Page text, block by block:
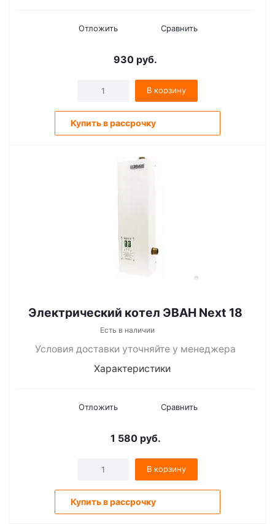
Отложить Сравнить
930 руб.
В корзину
Купить в рассрочку
Электрический котел ЭВАН Next 18
Есть в наличии
Условия доставки уточняйте у менеджера
Характеристики
Отложить Сравнить
1 580руб.
В корзину
Купить в рассрочку